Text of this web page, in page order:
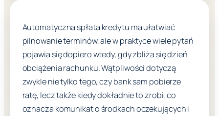
Automatyczna spłata kredytu ma ułatwiać
pilnowanie terminów, ale w praktyce wiele pytań
pojawia się dopiero wtedy, gdy zbliża się dzień
obciążenia rachunku. Wątpliwości dotyczą
zwykle nie tylko tego, czy bank sam pobierze
ratę, lecz także kiedy dokładnie to zrobi, co
oznacza komunikat o środkach oczekujących i